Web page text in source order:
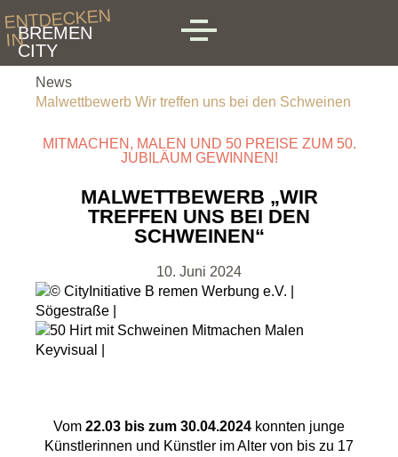
Skip to main content
ENTDECKEN
INBREMEN
CITY
MENU
News
Malwettbewerb Wir treffen uns bei den Schweinen
MITMACHEN, MALEN UND 50 PREISE ZUM 50.
JUBILÄUM GEWINNEN!
MALWETTBEWERB „WIR
TREFFEN UNS BEI DEN
SCHWEINEN“
10. Juni 2024
Vom 22.03 bis zum 30.04.2024 konnten junge
Künstlerinnen und Künstler im Alter von bis zu 17